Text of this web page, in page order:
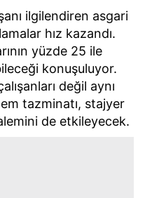
ilgilendiren asgari
hız kazandı.
yüzde 25 ile
konuşuluyor.
değil aynı
tazminatı, stajyer
de etkileyecek.